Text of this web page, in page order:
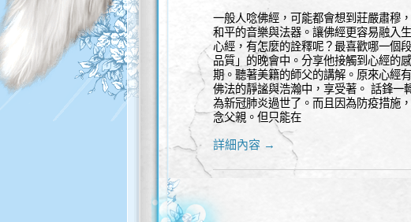
一般人唸佛經，可能都會想到莊嚴肅穆
和平的音樂與法器。讓佛經更容易融入
心經，有怎麼的詮釋呢？最喜歡哪一個
品質」的晚會中。分享他接觸到心經的
期。聽著美籍的師父的講解。原來心經
佛法的靜謐與浩瀚中，享受著。 話鋒一
為新冠肺炎過世了。而且因為防疫措施
念父親。但只能在
詳細內容 →